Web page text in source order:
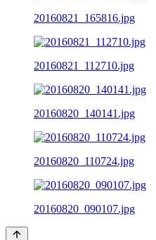
20160821_165816.jpg
20160821_112710.jpg
20160820_140141.jpg
20160820_110724.jpg
20160820_090107.jpg